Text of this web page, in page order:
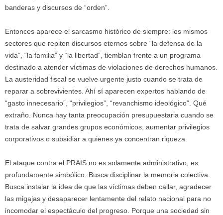
banderas y discursos de “orden”.
Entonces aparece el sarcasmo histórico de siempre: los mismos
sectores que repiten discursos eternos sobre “la defensa de la
vida”, “la familia” y “la libertad”, tiemblan frente a un programa
destinado a atender víctimas de violaciones de derechos humanos.
La austeridad fiscal se vuelve urgente justo cuando se trata de
reparar a sobrevivientes. Ahí sí aparecen expertos hablando de
“gasto innecesario”, “privilegios”, “revanchismo ideológico”. Qué
extraño. Nunca hay tanta preocupación presupuestaria cuando se
trata de salvar grandes grupos económicos, aumentar privilegios
corporativos o subsidiar a quienes ya concentran riqueza.
El ataque contra el PRAIS no es solamente administrativo; es
profundamente simbólico. Busca disciplinar la memoria colectiva.
Busca instalar la idea de que las víctimas deben callar, agradecer
las migajas y desaparecer lentamente del relato nacional para no
incomodar el espectáculo del progreso. Porque una sociedad sin